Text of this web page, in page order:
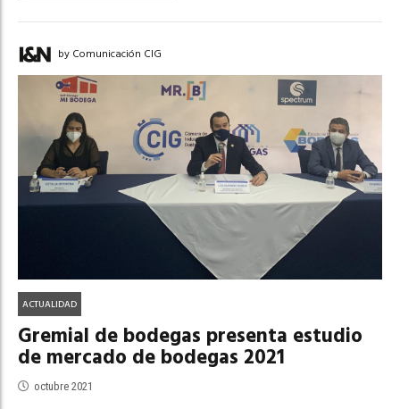
by Comunicación CIG
ACTUALIDAD
Gremial de bodegas presenta estudio
de mercado de bodegas 2021
octubre 2021